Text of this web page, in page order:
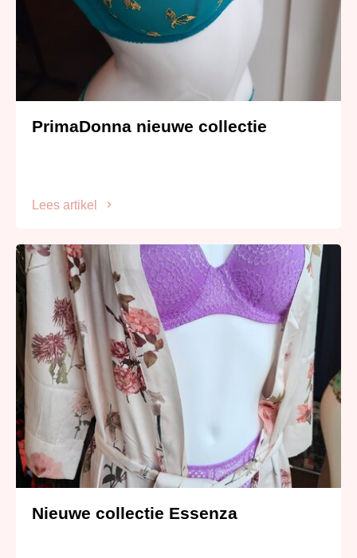
PrimaDonna nieuwe collectie
Lees artikel
Nieuwe collectie Essenza